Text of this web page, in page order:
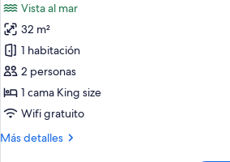
vista
a
la
ciudad
fotos
de
Habitación
romántica,
1
cama
size,
Vista al mar
32 m²
1 habitación
2 personas
1 cama King size
Wifi gratuito
Más detalles
Más